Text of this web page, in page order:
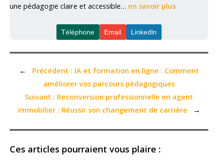
une pédagogie claire et accessible… en savoir plus
Téléphone Email Linkedln
← Précédent : IA et formation en ligne : Comment
améliorer vos parcours pédagogiques
Suivant : Reconversion professionnelle en agent
immobilier : Réussir son changement de carrière
→
Ces articles pourraient vous plaire :